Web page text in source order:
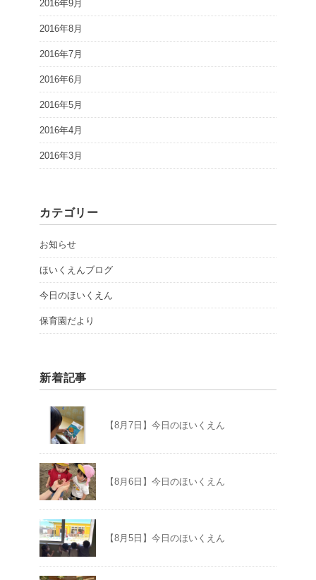
2016年9月
2016年8月
2016年7月
2016年6月
2016年5月
2016年4月
2016年3月
カテゴリー
お知らせ
ほいくえんブログ
今日のほいくえん
保育園だより
新着記事
【8月7日】今日のほいくえん
【8月6日】今日のほいくえん
【8月5日】今日のほいくえん